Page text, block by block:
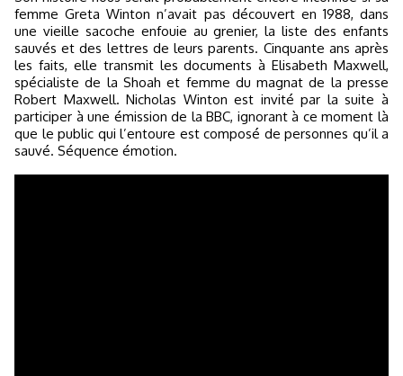
femme Greta Winton n’avait pas découvert en 1988, dans
une vieille sacoche enfouie au grenier, la liste des enfants
sauvés et des lettres de leurs parents. Cinquante ans après
les faits, elle transmit les documents à Elisabeth Maxwell,
spécialiste de la Shoah et femme du magnat de la presse
Robert Maxwell. Nicholas Winton est invité par la suite à
participer à une émission de la BBC, ignorant à ce moment là
que le public qui l’entoure est composé de personnes qu’il a
sauvé. Séquence émotion.